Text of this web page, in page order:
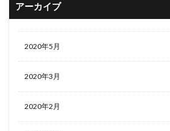
アーカイブ
2020年5月
2020年3月
2020年2月